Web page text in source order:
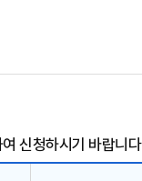
신청하시기 바랍니다